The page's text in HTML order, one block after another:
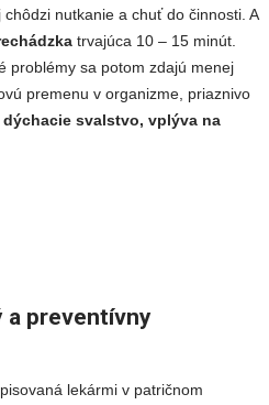
nutkanie a chuť do činnosti. A
trvajúca 10 – 15 minút.
problémy sa potom zdajú menej
premenu v organizme, priaznivo
svalstvo, vplýva na
a preventívny
lekármi v patričnom